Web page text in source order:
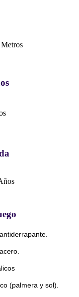
(palmera y sol).